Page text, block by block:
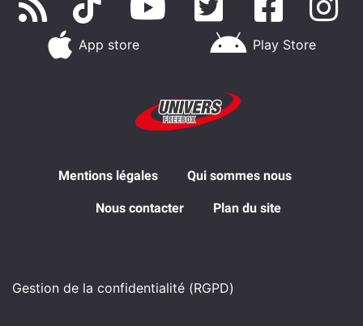
App store Play Store
Mentions légales Qui sommes nous
Nous contacter Plan du site
Gestion de la confidentialité (RGPD)